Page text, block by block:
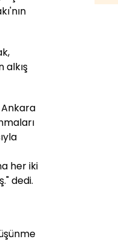
alkış
her iki
dedi.